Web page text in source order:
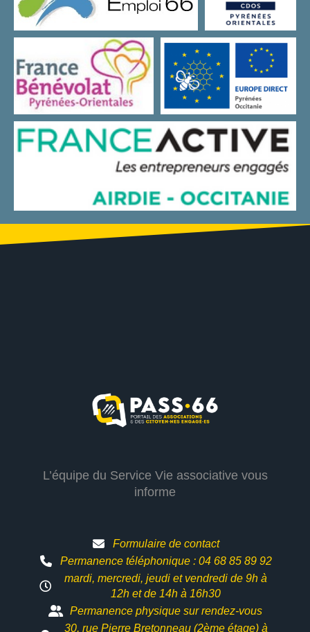
L’équipe du Service Vie associative vous
informe
Formulaire de contact
Permanence téléphonique : 04 68 85 89 92
mardi, mercredi, jeudi et vendredi de 9h à
12h etde 14h à 16h30
Permanence physique sur rendez-vous
30, rue Pierre Bretonneau (2ème étage) à